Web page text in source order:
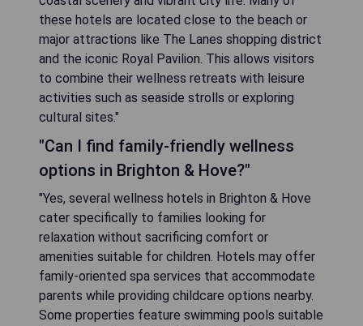
these hotels are located close to the beach or
major attractions like The Lanes shopping district
and the iconic Royal Pavilion. This allows visitors
to combine their wellness retreats with leisure
activities such as seaside strolls or exploring
cultural sites."
"Can I find family-friendly wellness
options in Brighton & Hove?"
"Yes, several wellness hotels in Brighton & Hove
cater specifically to families looking for
relaxation without sacrificing comfort or
amenities suitable for children. Hotels may offer
family-oriented spa services that accommodate
parents while providing childcare options nearby.
Some properties feature swimming pools suitable